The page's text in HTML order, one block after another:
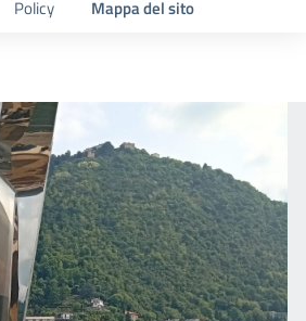
Policy Mappa del sito